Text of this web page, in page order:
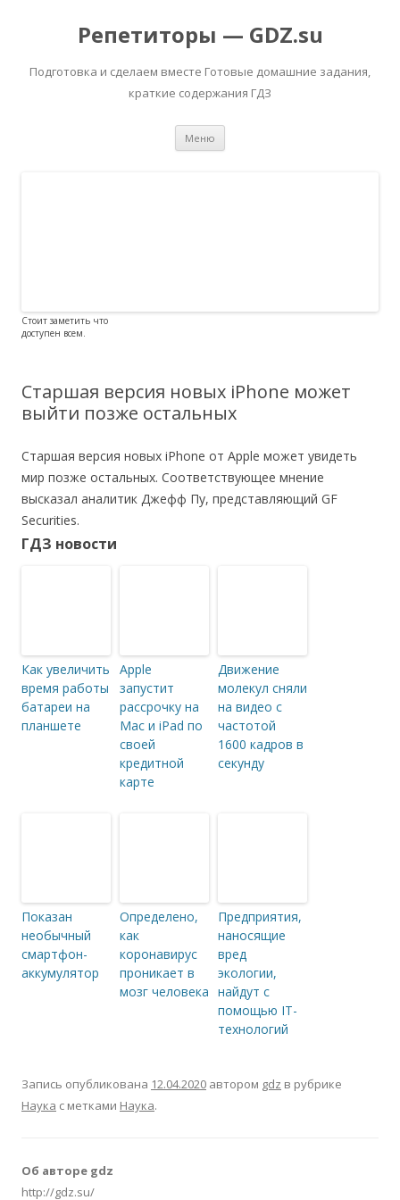
Репетиторы — GDZ.su
Подготовка и сделаем вместе Готовые домашние задания,
краткие содержания ГДЗ
Меню
Стоит заметить что
доступен всем.
Старшая версия новых iPhone может
выйти позже остальных
Старшая версия новых iPhone от Apple может увидеть
мир позже остальных. Соответствующее мнение
высказал аналитик Джефф Пу, представляющий GF
Securities.
ГДЗ новости
Как увеличить
время работы
батареи на
планшете
Apple
запустит
рассрочку на
Mac и iPad по
своей
кредитной
карте
Движение
молекул сняли
на видео с
частотой
1600 кадров в
секунду
Показан
необычный
смартфон-
аккумулятор
Определено,
как
коронавирус
проникает в
мозг человека
Предприятия,
наносящие
вред
экологии,
найдут с
помощью IT-
технологий
Запись опубликована 12.04.2020 автором gdz в рубрике
Наука с метками Наука.
Об авторе gdz
http://gdz.su/